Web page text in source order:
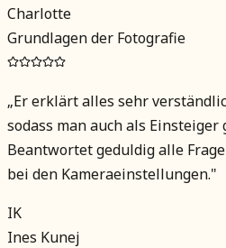
Charlotte
Grundlagen der Fotografie
„Er erklärt alles sehr
sodass man auch als
Beantwortet geduldig alle
bei den Kameraeinstellungen."
IK
Ines Kunej